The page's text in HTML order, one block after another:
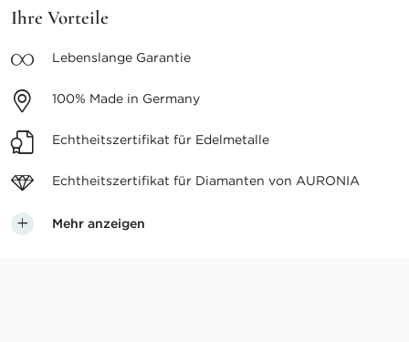
Ihre Vorteile
Lebenslange Garantie
100% Made in Germany
Echtheitszertifikat für Edelmetalle
Echtheitszertifikat für Diamanten von AURONIA
Mehr anzeigen